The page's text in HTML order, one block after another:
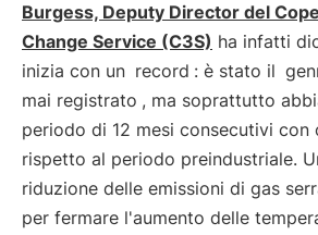
Burgess, Deputy Director del
Change Service (C3S) ha infatti
inizia con un record : è stato il
mai registrato , ma soprattutto
periodo di 12 mesi consecutivi con
rispetto al periodo preindustriale.
riduzione delle emissioni di gas
per fermare l'aumento delle